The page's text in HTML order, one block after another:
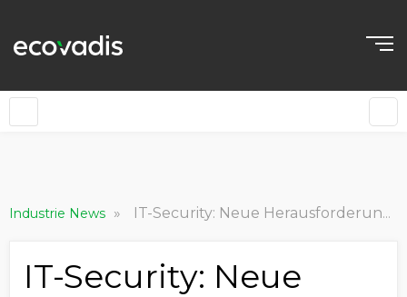
Industrie News » IT-Security: Neue Herausforderungen in der Supply-Chain-Cybersecurity
IT-Security: Neue